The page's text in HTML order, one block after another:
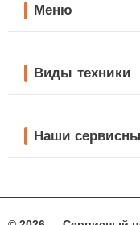
Меню
Виды техники
Наши